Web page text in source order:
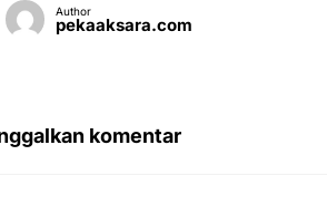
Author
pekaaksara.com
komentar